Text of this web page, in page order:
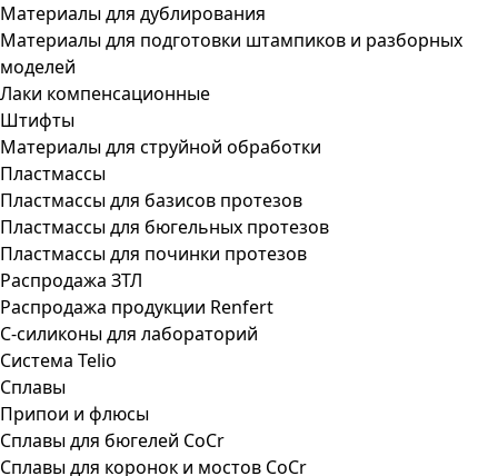
Материалы для дублирования
Материалы для подготовки штампиков и разборных
моделей
Лаки компенсационные
Штифты
Материалы для струйной обработки
Пластмассы
Пластмассы для базисов протезов
Пластмассы для бюгельных протезов
Пластмассы для починки протезов
Распродажа ЗТЛ
Распродажа продукции Renfert
С-силиконы для лабораторий
Система Telio
Сплавы
Припои и флюсы
Сплавы для бюгелей CoCr
Сплавы для коронок и мостов CoCr